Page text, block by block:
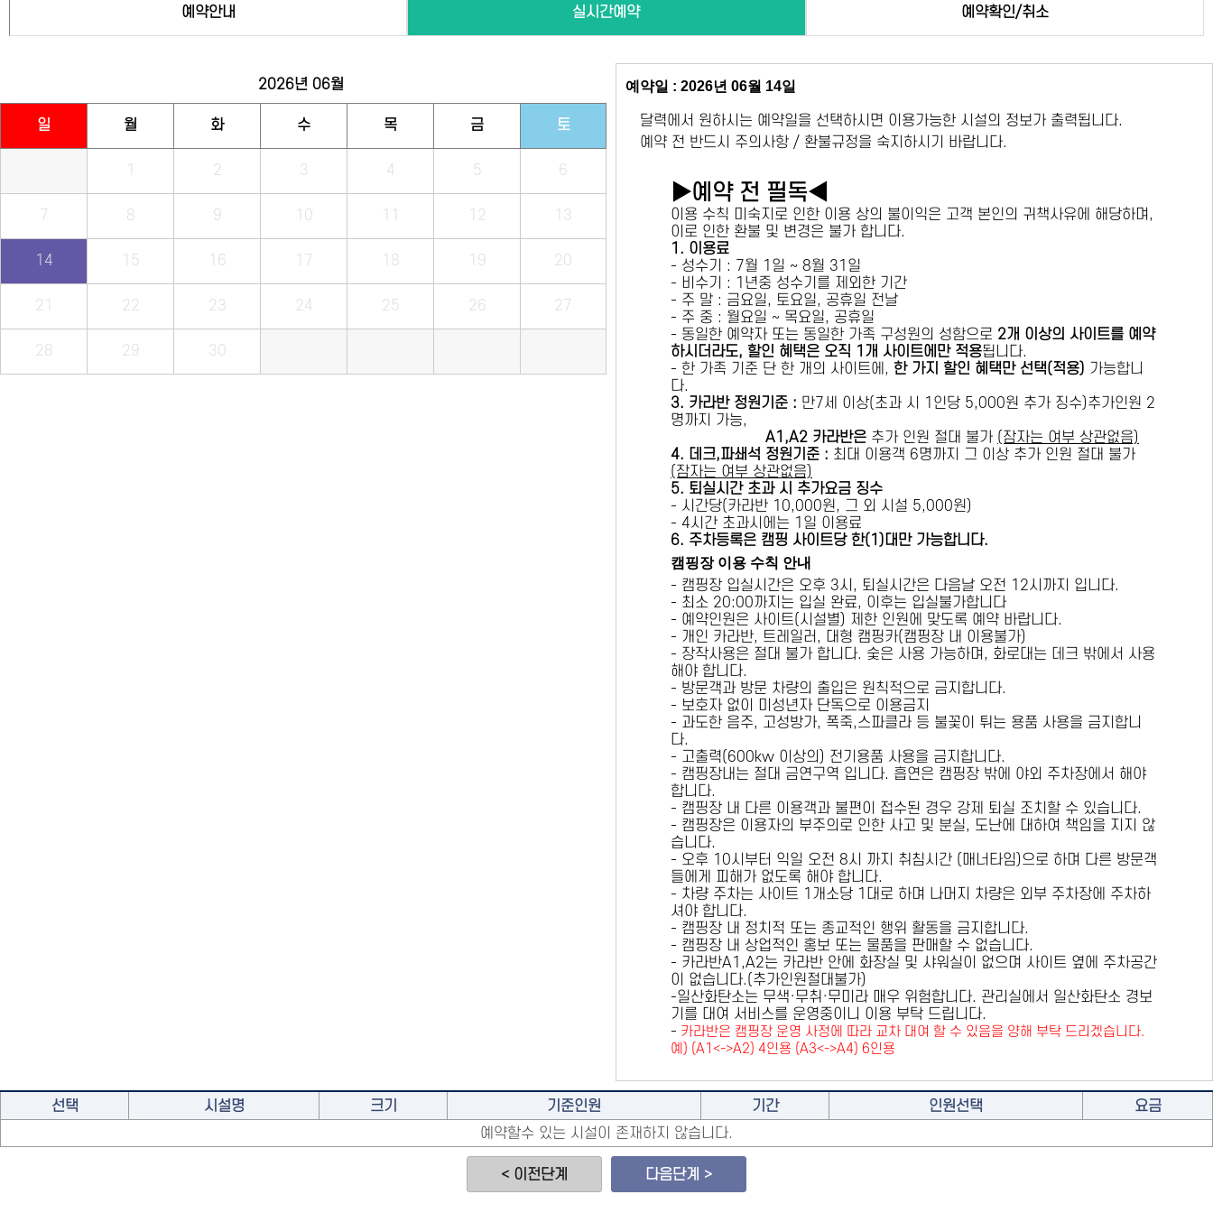
예약안내 실시간예약 예약확인/취소
2026년 06월
일 월 화 수 목 금 토
1 2 3 4 5 6
7 8 9 10 11 12 13
14 15 16 17 18 19 20
21 22 23 24 25 26 27
28 29 30
예약일 : 2026년 06월 14일
달력에서 원하시는 예약일을 선택하시면 이용가능한 시설의 정보가 출력됩니다.
예약 전 반드시 주의사항 / 환불규정을 숙지하시기 바랍니다.
▶예약 전 필독◀
이용 수칙 미숙지로 인한 이용 상의 불이익은 고객 본인의 귀책사유에 해당하며,
이로 인한 환불 및 변경은 불가 합니다.
1. 이용료
- 성수기 : 7월 1일 ~ 8월 31일
- 비수기 : 1년중 성수기를 제외한 기간
- 주 말 : 금요일, 토요일, 공휴일 전날
- 주 중 : 월요일 ~ 목요일, 공휴일
- 동일한 예약자 또는 동일한 가족 구성원의 성함으로 2개 이상의 사이트를 예약
하시더라도, 할인 혜택은 오직 1개 사이트에만 적용됩니다.
- 한 가족 기준 단 한 개의 사이트에, 한 가지 할인 혜택만 선택(적용) 가능합니
다.
3. 카라반 정원기준 : 만7세 이상(초과 시 1인당 5,000원 추가 징수)추가인원 2
명까지 가능,
A1,A2 카라반은 추가 인원 절대 불가 (잠자는 여부 상관없음)
4. 데크,파쇄석 정원기준 : ​최대 이용객 6명까지 그 이상 추가 인원 절대 불가
(잠자는 여부 상관없음)
5. 퇴실시간 초과 시 추가요금 징수
- 시간당(카라반 10,000원, 그 외 시설 5,000원)
- 4시간 초과시에는 1일 이용료
6. 주차등록은 캠핑 사이트당 한(1)대만 가능합니다.
캠핑장 이용 수칙 안내
- 캠핑장 입실시간은 오후 3시, 퇴실시간은 다음날 오전 12시까지 입니다.
- 최소 20:00까지는 입실 완료, 이후는 입실불가합니다
- 예약인원은 사이트(시설별) 제한 인원에 맞도록 예약 바랍니다.
- 개인 카라반, 트레일러, 대형 캠핑카(캠핑장 내 이용불가)
- 장작사용은 절대 불가 합니다. 숯은 사용 가능하며, 화로대는 데크 밖에서 사용
해야 합니다.
- 방문객과 방문 차량의 출입은 원칙적으로 금지합니다.
- 보호자 없이 미성년자 단독으로 이용금지
- 과도한 음주, 고성방가, 폭죽,스파클라 등 불꽃이 튀는 용품 사용을 금지합니
다.
- 고출력(600kw 이상의) 전기용품 사용을 금지합니다.
- 캠핑장내는 절대 금연구역 입니다. 흡연은 캠핑장 밖에 야외 주차장에서 해야
합니다.
- 캠핑장 내 다른 이용객과 불편이 접수된 경우 강제 퇴실 조치할 수 있습니다.
- 캠핑장은 이용자의 부주의로 인한 사고 및 분실, 도난에 대하여 책임을 지지 않
습니다.
- 오후 10시부터 익일 오전 8시 까지 취침시간 (매너타임)으로 하며 다른 방문객
들에게 피해가 없도록 해야 합니다.
- 차량 주차는 사이트 1개소당 1대로 하며 나머지 차량은 외부 주차장에 주차하
셔야 합니다.
- 캠핑장 내 정치적 또는 종교적인 행위 활동을 금지합니다.
- 캠핑장 내 상업적인 홍보 또는 물품을 판매할 수 없습니다.
- 카라반A1,A2는 카라반 안에 화장실 및 샤워실이 없으며 사이트 옆에 주차공간
이 없습니다.(추가인원절대불가)
-일산화탄소는 무색·무취·무미라 매우 위험합니다. 관리실에서 일산화탄소 경보
기를 대여 서비스를 운영중이니 이용 부탁 드립니다.
- 카라반은 캠핑장 운영 사정에 따라 교차 대여 할 수 있음을 양해 부탁 드리겠습니다.
예) (A1<->A2) 4인용 (A3<->A4) 6인용
선택 시설명 크기 기준인원 기간 인원선택
요금
예약할수 있는 시설이 존재하지 않습니다.
< 이전단계 다음단계 >